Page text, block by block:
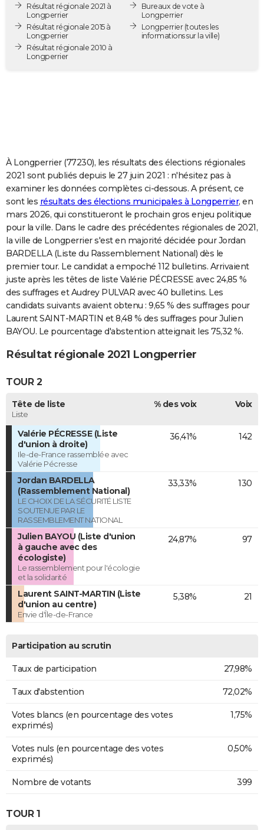
Destinations
City break
Voyage nature
Voyage de noces
Forum
PHOTO
GUIDES D'ACHAT
BONS PLANS
COPAINS D'AVANT
S'inscrire
Se connecter
Lycées
Collèges
Primaires
Universités
Entreprises
Service militaire
Avis de recherche
AVIS DE DÉCÈS
FORUM
Bricolage
Lifestyle
Culture
Sport
Auto
Television
Voyage
Cinema
Résultat régionale 2021 à
Longperrier
Résultat régionale 2015 à
Longperrier
Résultat régionale 2010 à
Longperrier
Bureaux de vote à
Longperrier
Longperrier(toutes les
informations sur la ville)
À Longperrier (77230), les résultats des élections régionales
2021 sont publiés depuis le 27 juin 2021 : n'hésitez pas à
examiner les données complètes ci-dessous. A présent, ce
sont les résultats des élections municipales à Longperrier, en
mars 2026, qui constitueront le prochain gros enjeu politique
pour la ville. Dans le cadre des précédentes régionales de 2021,
la ville de Longperrier s'est en majorité décidée pour Jordan
BARDELLA (Liste du Rassemblement National) dès le
premier tour. Le candidat a empoché 112 bulletins. Arrivaient
juste après les têtes de liste Valérie PÉCRESSE avec 24,85 %
des suffrages et Audrey PULVAR avec 40 bulletins. Les
candidats suivants avaient obtenu : 9,65 % des suffrages pour
Laurent SAINT-MARTIN et 8,48 % des suffrages pour Julien
BAYOU. Le pourcentage d'abstention atteignait les 75,32 %.
Résultat régionale 2021 Longperrier
TOUR 2
Tête de liste
Liste
% des voix Voix
Valérie PÉCRESSE (Liste
d'union à droite)
Ile-de-France rassemblée avec
Valérie Pécresse
36,41% 142
Jordan BARDELLA
(Rassemblement National)
LE CHOIX DE LA SÉCURITÉ LISTE
SOUTENUE PAR LE
RASSEMBLEMENT NATIONAL
33,33% 130
Julien BAYOU (Liste d'union
à gauche avec des
écologiste)
Le rassemblement pour l'écologie
et la solidarité
24,87% 97
Laurent SAINT-MARTIN (Liste
d'union au centre)
Envie d'Île-de-France
5,38% 21
Participation au scrutin
Taux de participation 27,98%
Taux d'abstention 72,02%
Votes blancs (en pourcentage des votes
exprimés)
1,75%
Votes nuls (en pourcentage des votes
exprimés)
0,50%
Nombre de votants 399
TOUR 1